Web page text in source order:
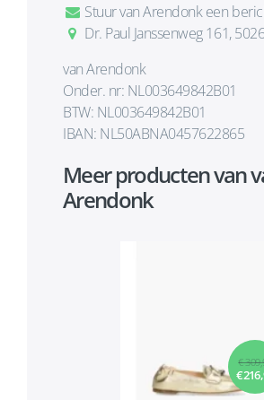
Stuur van Arendonk een
Dr. Paul Janssenweg 161,
van Arendonk
Onder. nr: NL003649842B01
BTW: NL003649842B01
IBAN: NL50ABNA0457622865
Meer producten van
Arendonk
€
€